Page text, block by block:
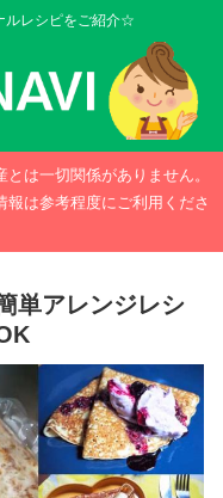
ルレシピをご紹介☆
は一切関係がありません。
は参考程度にご利用くださ
単アレンジレシ